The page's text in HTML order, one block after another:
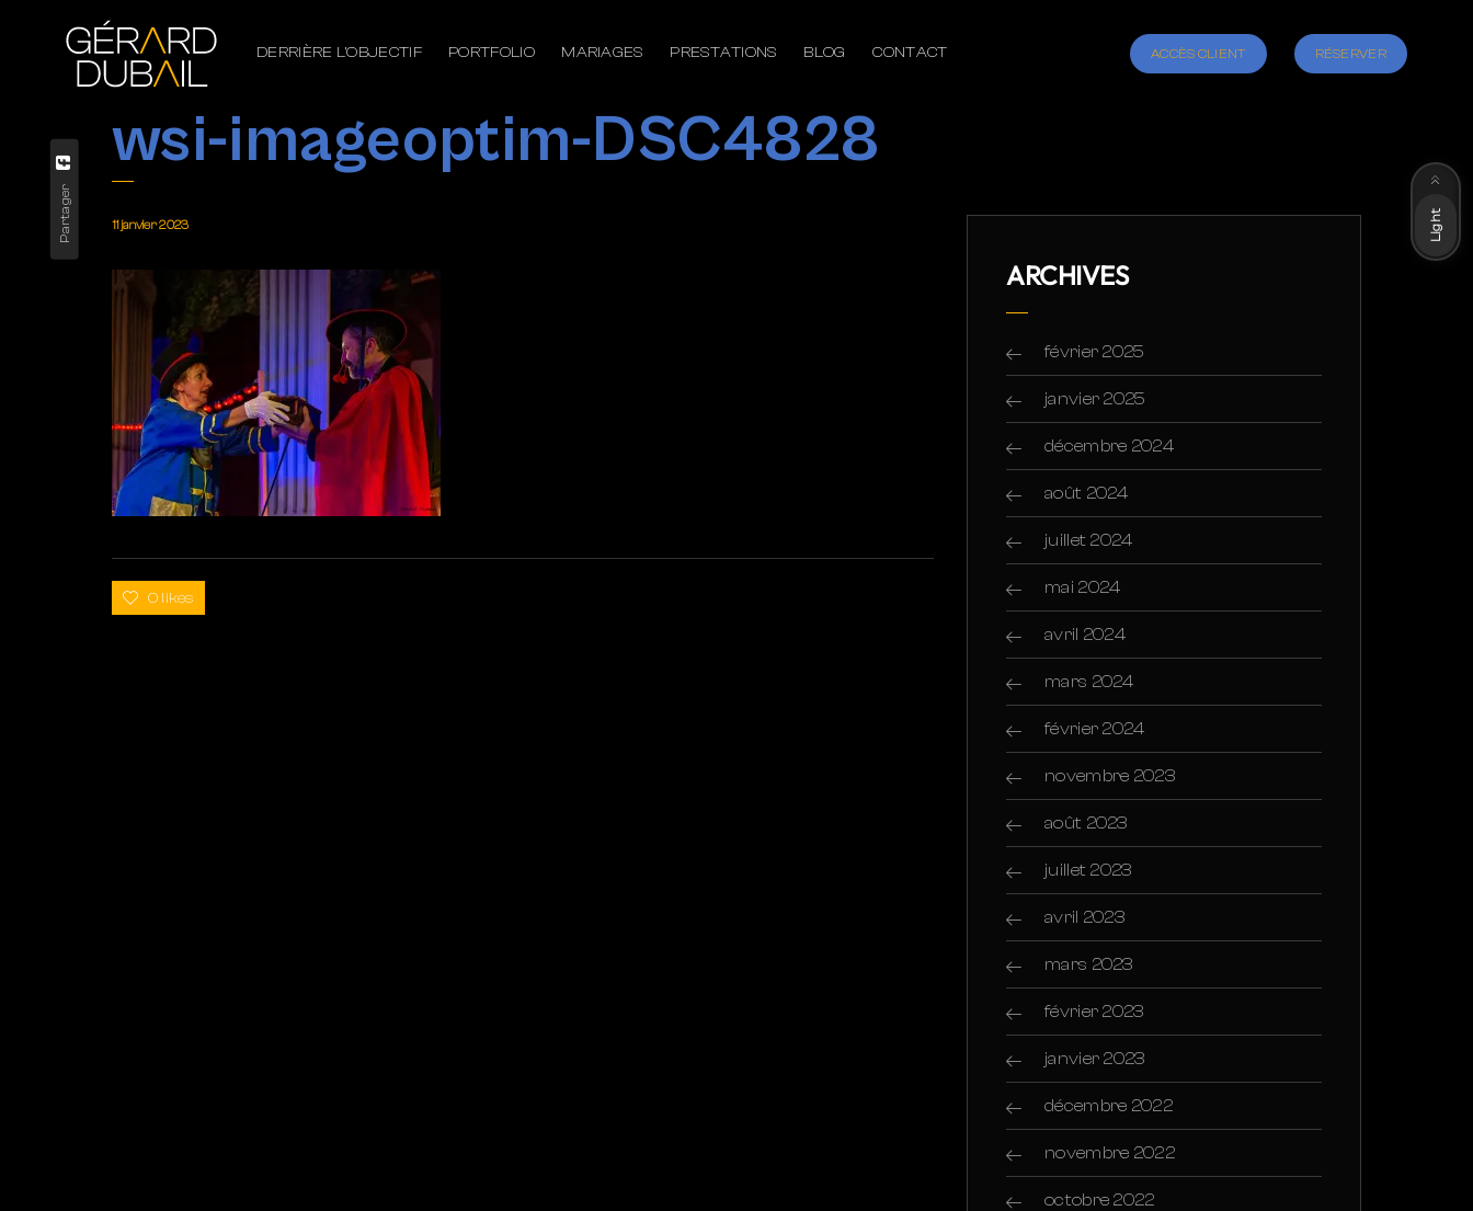
DERRIÈRE L’OBJECTIF PORTFOLIO MARIAGES PRESTATIONS BLOG CONTACT ACCÈS CLIENT RÉSERVER
wsi-imageoptim-DSC4828
Partager 11 janvier 2023
0 likes
ARCHIVES
février 2025
janvier 2025
décembre 2024
août 2024
juillet 2024
mai 2024
avril 2024
mars 2024
février 2024
novembre 2023
août 2023
juillet 2023
avril 2023
mars 2023
février 2023
janvier 2023
décembre 2022
novembre 2022
octobre 2022
Light
Dark